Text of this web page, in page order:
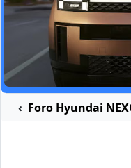
Foro Hyundai